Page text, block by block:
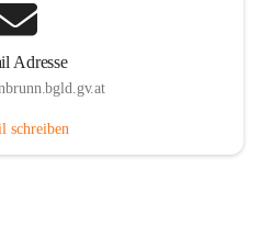
Adresse
schreiben